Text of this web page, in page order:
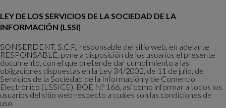
LEY DE LOS SERVICIOS DE LA SOCIEDAD DE LA
INFORMACIÓN (LSSI)
SONSERDENT, S.C.P., responsable del sitio web, en adelante
RESPONSABLE, pone a disposición de los usuarios el presente
documento, con el que pretende dar cumplimiento a las
obligaciones dispuestas en la Ley 34/2002, de 11 de julio, de
Servicios de la Sociedad de la Información y de Comercio
Electrónico (LSSICE), BOE N.º 166, así como informar a todos los
usuarios del sitio web respecto a cuáles son las condiciones de
uso.